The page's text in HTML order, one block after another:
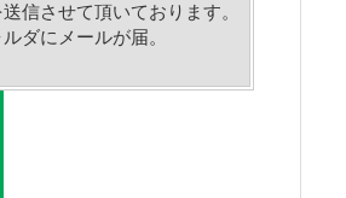
信させて頂いております。
ダにメールが届。